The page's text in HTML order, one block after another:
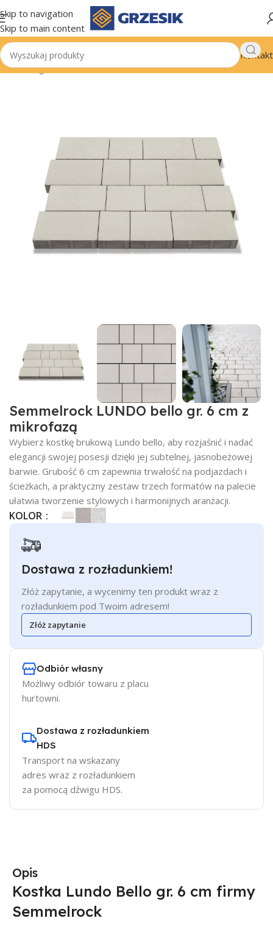
Skip to navigation
Skip to main content
Kontakt
Strona główna/Wokół domu/Kostka brukowa
Semmelrock LUNDO bello gr. 6 cm z
mikrofazą
Wybierz kostkę brukową Lundo bello, aby rozjaśnić i nadać
elegancji swojej posesji dzięki jej subtelnej, jasnobeżowej
barwie. Grubość 6 cm zapewnia trwałość na podjazdach i
ścieżkach, a praktyczny zestaw trzech formatów na palecie
ułatwia tworzenie stylowych i harmonijnych aranżacji.
KOLOR
Dostawa z rozładunkiem!
Złóż zapytanie, a wycenimy ten produkt wraz z
rozładunkiem pod Twoim adresem!
Złóż zapytanie
Odbiór własny
Możliwy odbiór towaru z placu
hurtowni.
Dostawa z rozładunkiem
HDS
Transport na wskazany
adres wraz z rozładunkiem
za pomocą dźwigu HDS.
Opis
Kostka Lundo Bello gr. 6 cm firmy
Semmelrock